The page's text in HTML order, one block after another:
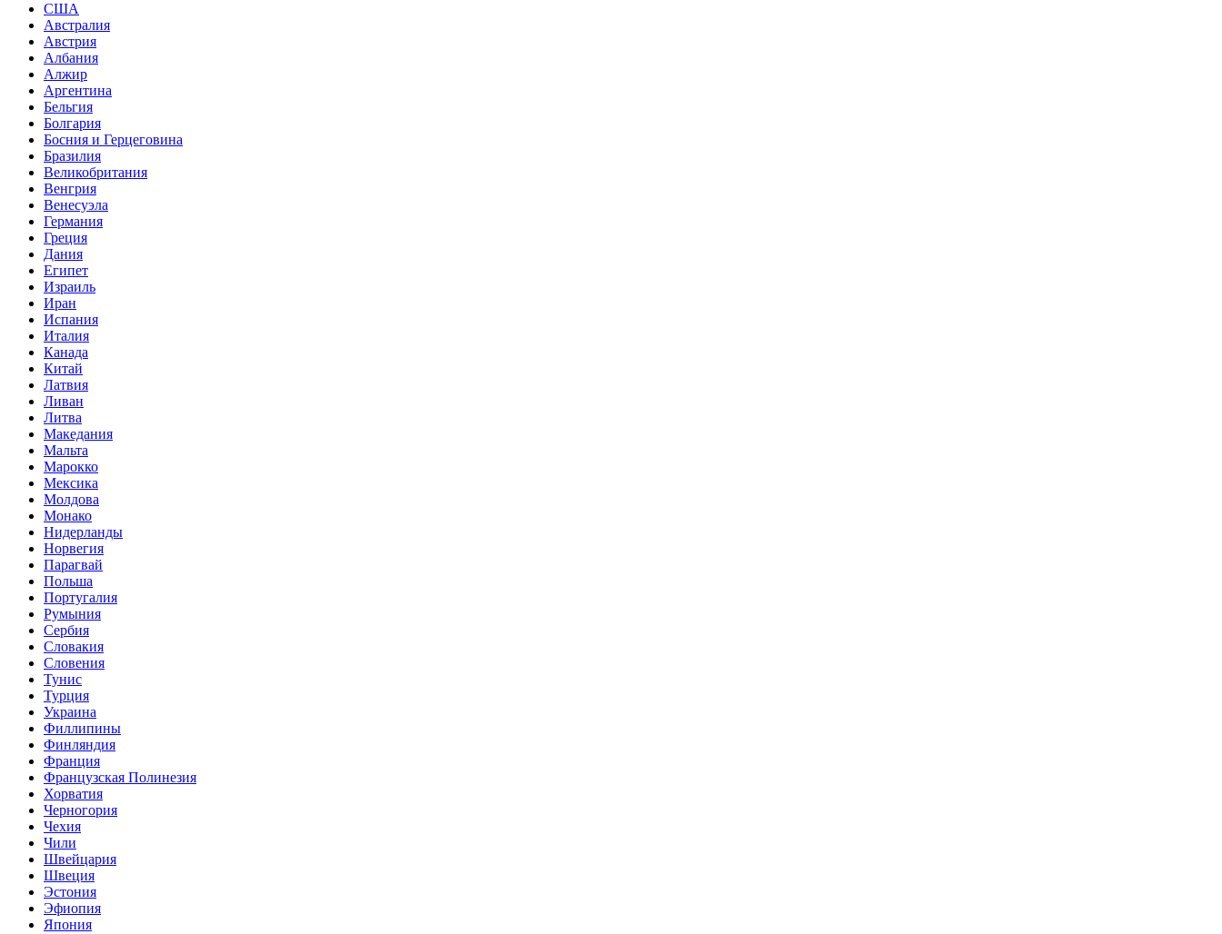
США
Австралия
Австрия
Албания
Алжир
Аргентина
Бельгия
Болгария
Босния и Герцеговина
Бразилия
Великобритания
Венгрия
Венесуэла
Германия
Греция
Дания
Египет
Израиль
Иран
Испания
Италия
Канада
Китай
Латвия
Ливан
Литва
Македания
Мальта
Марокко
Мексика
Молдова
Монако
Нидерланды
Норвегия
Парагвай
Польша
Португалия
Румыния
Сербия
Словакия
Словения
Тунис
Турция
Украина
Филлипины
Финляндия
Франция
Французская Полинезия
Хорватия
Черногория
Чехия
Чили
Швейцария
Швеция
Эстония
Эфиопия
Япония